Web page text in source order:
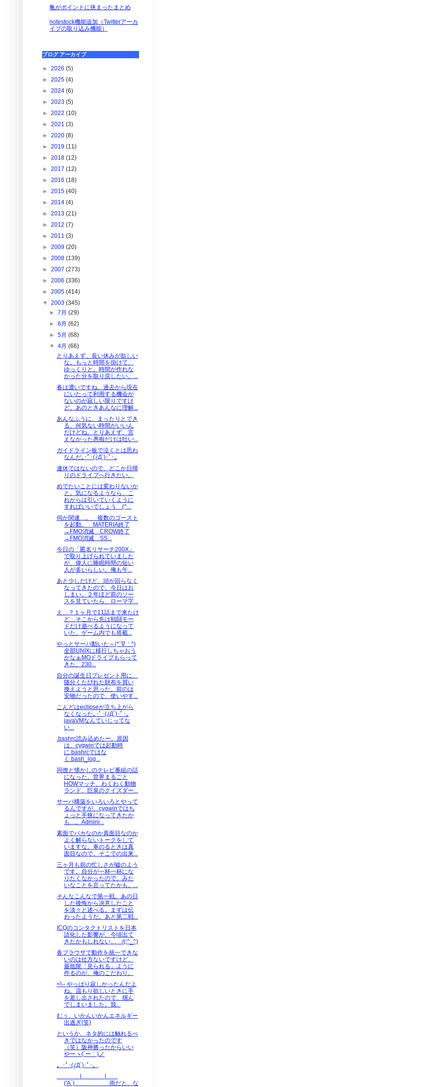
亀がポイントに挟まったまとめ
notestock機能追加（Twitterアーカ
イブの取り込み機能）
ブログ アーカイブ
► 2026 (5)
► 2025 (4)
► 2024 (6)
► 2023 (5)
► 2022 (10)
► 2021 (3)
► 2020 (8)
► 2019 (11)
► 2018 (12)
► 2017 (12)
► 2016 (18)
► 2015 (40)
► 2014 (4)
► 2013 (21)
► 2012 (7)
► 2011 (3)
► 2009 (20)
► 2008 (139)
► 2007 (273)
► 2006 (336)
► 2005 (414)
▼ 2003 (345)
►7月(29)
►6月(62)
►5月(68)
▼4月(66)
とりあえず、長い休みが欲しい
な。もっと時間を掛けて、
ゆっくりと。時間が作れな
かった分を取り戻したい。...
春は濃いですね。過去から現在
にいたって利用する機会が
ないのが寂しい限りですけ
ど。あのときあんなに理解...
あんなふうに、まったりとでき
る、何気ない時間がいいん
だけどね。とりあえず、言
えなかった愚痴だけは吐い...
ガイドライン板で泣くとは思わ
なんだ｡･ﾟ･(ﾉД`)･ﾟ･｡
連休ではないので、どこか日帰
りのドライブへ行きたい。
めでたいことには変わりないか
と。気になるようなら、こ
れからは引いていくように
すればいいでしょう (^...
伺か関連…。 複数のゴースト
を起動。 MATERIA終了
→FMO消滅 CROW終了
→FMO消滅 SS...
今日の「匿名リサーチ200X」
で取り上げられていました
が、偉人に睡眠時間の短い
人が多いらしい。俺も午...
あと少しだけど、頭が回らなく
なってきたので、今日はお
しまい。２年ほど前のソー
スを見ていたら、ローマ字...
え…？１ヶ月で11話まで来たけ
ど…そこから先は戦闘モー
ドだけ遊べるようになって
いた。ゲーム内でも搭載...
やっとサーバ動いた～(*´∇｀*)
全部UNIXに移行しちゃおう
かなぁMOドライブもらって
きた。230...
自分の誕生日プレゼント用に、
随分くたびれた財布を買い
換えようと思った。前のは
安物だったので、使いやす...
こんどはeclipseが立ち上がら
なくなった｡･ﾟ･(ﾉД`)･ﾟ･｡
javaVMなんていじってな
い...
.bashrc読み込めたー。原因
は、cygwinでは起動時
に.bashrcではな
く.bash_log...
同僚と懐かしのテレビ番組の話
になった。世界まるごと
HOWマッチ、わくわく動物
ランド、巨泉のクイズダー...
サーバ構築をいろいろとやって
るんですが、cygwinではち
ょっと手狭になってきたか
も…。Admini...
素面でバカなのか真面目なのか
よく解らないトークをして
いますな。車のるときは真
面目なので、そこでの出来...
三ヶ月も前の忙しさが嘘のよう
です。自分が一杯一杯にな
りたくなかったので。みた
いなことを言ってたかも。...
そんなこんなで第一戦。あの日
した後悔から決意したこと
を淡々と述べる。まずは伝
わったようだ。あと第二戦...
ICQのコンタクトリストを日本
語化した影響が、今頃出て
きたかもしれない… /(;^_^)
各ブラウザで動作を統一できな
いのは仕方ないですけど、
最低限「見られる」ように
作るのが、俺のこだわり。
<!-- やっぱり寂しかったんだよ
ね。温もり欲しいときに手
を差し出されたので、掴ん
でしまいました。我...
むぅ、いかんいかんエネルギー
出過ぎ(笑)
というか、ネタ的には触れるべ
きではなかったのです
（笑）阪神勝ったからいい
やーヽ(´ー｀)ノ
。･ﾟ･(ﾉД`)･ﾟ･。
| |
('A`) 雨だと、な